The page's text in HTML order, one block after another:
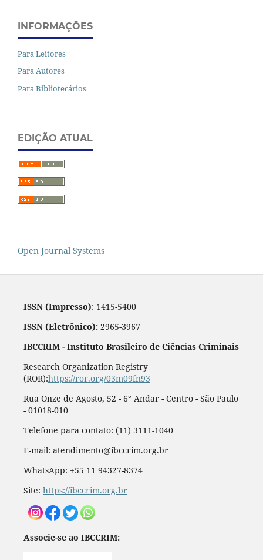
INFORMAÇÕES
Para Leitores
Para Autores
Para Bibliotecários
EDIÇÃO ATUAL
Open Journal Systems
ISSN (Impresso): 1415-5400
ISSN (Eletrônico): 2965-3967
IBCCRIM - Instituto Brasileiro de Ciências Criminais
Research Organization Registry
(ROR):https://ror.org/03m09fn93
Rua Onze de Agosto, 52 - 6° Andar - Centro - São Paulo
- 01018-010
Telefone para contato: (11) 3111-1040
E-mail: atendimento@ibccrim.org.br
WhatsApp: +55 11 94327-8374
Site: https://ibccrim.org.br
Associe-se ao IBCCRIM: